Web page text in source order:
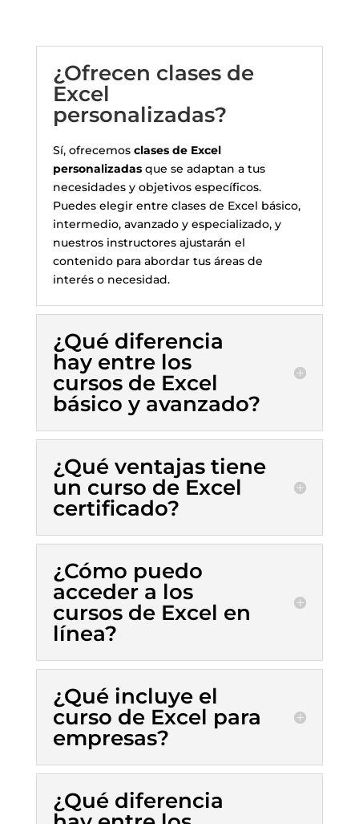
¿Ofrecen clases de
Excel
personalizadas?
Sí, ofrecemos clases de Excel
personalizadasque se adaptan a tus
necesidades y objetivos específicos.
Puedes elegir entre clases de Excel básico,
intermedio, avanzado y especializado, y
nuestros instructores ajustarán el
contenido para abordar tus áreas de
interés o necesidad.
¿Qué diferencia
hay entre los
cursos de Excel
básico y avanzado?
¿Qué ventajas tiene
un curso de Excel
certificado?
¿Cómo puedo
acceder a los
cursos de Excel en
línea?
¿Qué incluye el
curso de Excel para
empresas?
¿Qué diferencia